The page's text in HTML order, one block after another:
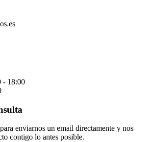
- 18:00
enviarnos un email directamente y nos
contigo lo antes posible.